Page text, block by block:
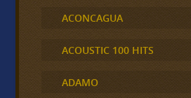
ACONCAGUA
ACOUSTIC 100 HITS
ADAMO